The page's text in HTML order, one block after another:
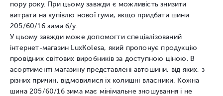
пору року. При цьому завжди є можливість знизити
витрати на купівлю нової гуми, якщо придбати шини
205/60/16 зима б/у.
У цьому завжди може допомогти спеціалізований
інтернет-магазин LuxKolesa, який пропонує продукцію
провідних світових виробників за доступною ціною. В
асортименті магазину представлені автошини, від яких, з
різних причин, відмовилися їх колишні власники. Кожна
шина 205/60/16 зима має мінімальне зношування і не